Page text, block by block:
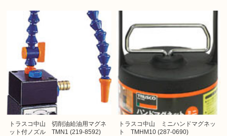
トラスコ中山 切削油給油用マグネ
ット付ノズル TMN1 (219-8592)
トラスコ中山 ミニハンドマグネッ
ト TMHM10 (287-0690)